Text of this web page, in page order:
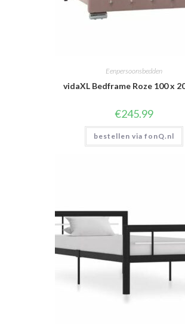
Eenpersoonsbedden
vidaXL Bedframe Roze 100 x
€245.99
bestellen via fonQ.nl